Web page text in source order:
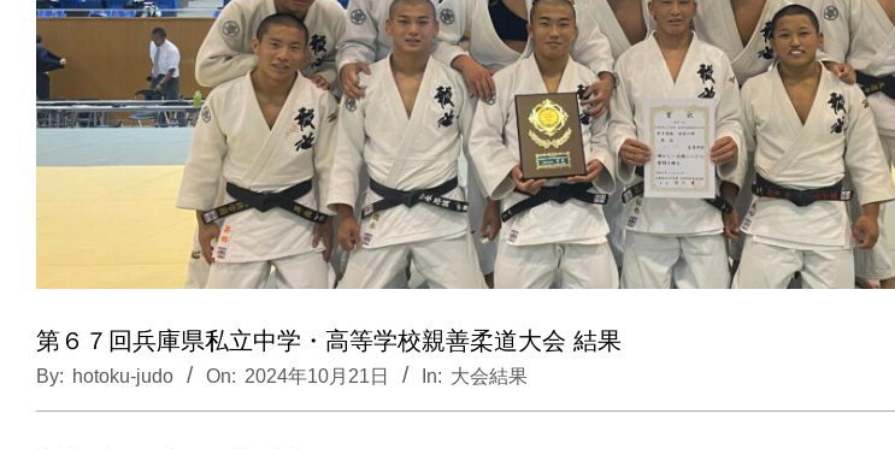
第６７回兵庫県私立中学・高等学校親善柔道大会 結果
By: hotoku-judo On: 2024年10月21日 In: 大会結果